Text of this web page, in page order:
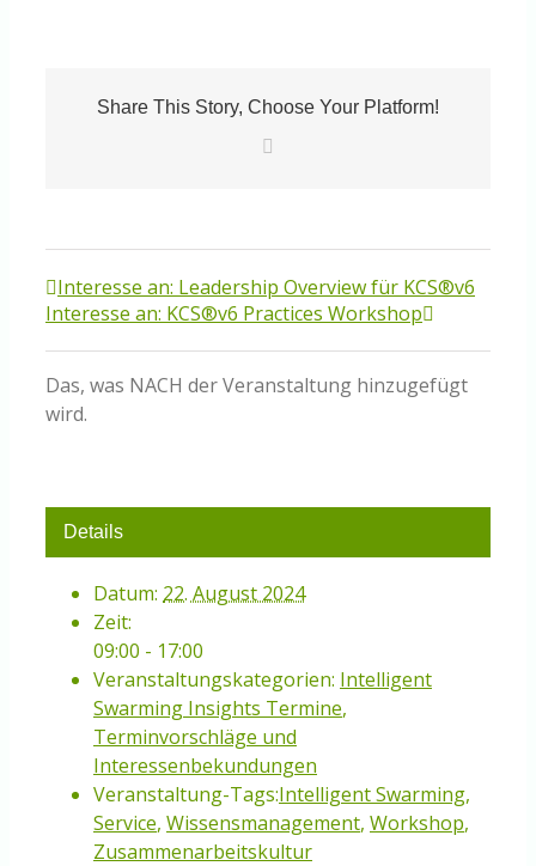
Share This Story, Choose Your Platform!
Interesse an: Leadership Overview für KCS®v6
Interesse an: KCS®v6 Practices Workshop
Das, was NACH der Veranstaltung hinzugefügt
wird.
Details
Datum: 22. August 2024
Zeit:
09:00 - 17:00
Veranstaltungskategorien: Intelligent
Swarming Insights Termine,
Terminvorschläge und
Interessenbekundungen
Veranstaltung-Tags:Intelligent Swarming,
Service, Wissensmanagement, Workshop,
Zusammenarbeitskultur